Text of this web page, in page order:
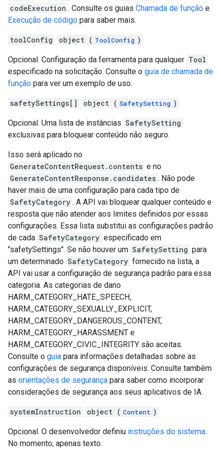
codeExecution . Consulte os guias Chamada de função e
Execução de código para saber mais.
toolConfig object ( ToolConfig )
Opcional. Configuração da ferramenta para qualquer Tool
especificado na solicitação. Consulte o guia de chamada de
função para ver um exemplo de uso.
safetySettings[] object ( SafetySetting )
Opcional. Uma lista de instâncias SafetySetting
exclusivas para bloquear conteúdo não seguro.
Isso será aplicado no
GenerateContentRequest.contents e no
GenerateContentResponse.candidates . Não pode
haver mais de uma configuração para cada tipo de
SafetyCategory . A API vai bloquear qualquer conteúdo e
resposta que não atender aos limites definidos por essas
configurações. Essa lista substitui as configurações padrão
de cada SafetyCategory especificado em
"safetySettings". Se não houver um SafetySetting para
um determinado SafetyCategory fornecido na lista, a
API vai usar a configuração de segurança padrão para essa
categoria. As categorias de dano
HARM_CATEGORY_HATE_SPEECH,
HARM_CATEGORY_SEXUALLY_EXPLICIT,
HARM_CATEGORY_DANGEROUS_CONTENT,
HARM_CATEGORY_HARASSMENT e
HARM_CATEGORY_CIVIC_INTEGRITY são aceitas.
Consulte o guia para informações detalhadas sobre as
configurações de segurança disponíveis. Consulte também
as orientações de segurança para saber como incorporar
considerações de segurança aos seus aplicativos de IA.
systemInstruction object ( Content )
Opcional. O desenvolvedor definiu instruções do sistema.
No momento, apenas texto.